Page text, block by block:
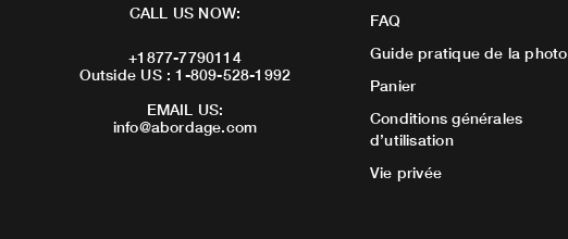
CALL US NOW:
+1877-7790114
Outside US : 1-809-528-1992
EMAIL US:
info@abordage.com
FAQ
Guide pratique de la photo
Panier
Conditions générales
d’utilisation
Vie privée